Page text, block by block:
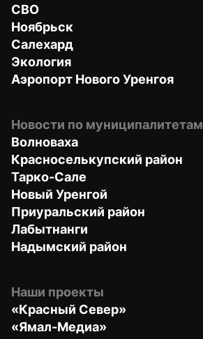
СВО
Ноябрьск
Салехард
Экология
Аэропорт Нового Уренгоя
Новости по муниципалитетам
Волноваха
Красноселькупский район
Тарко-Сале
Новый Уренгой
Приуральский район
Лабытнанги
Надымский район
Наши проекты
«Красный Север»
«Ямал-Медиа»